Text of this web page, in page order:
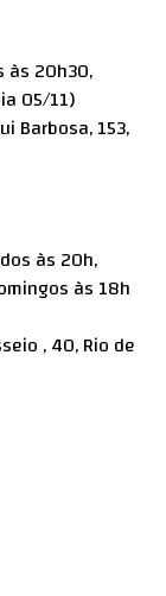
às 20h30,
05/11)
Barbosa, 153,
às 20h,
às 18h
, 40, Rio de